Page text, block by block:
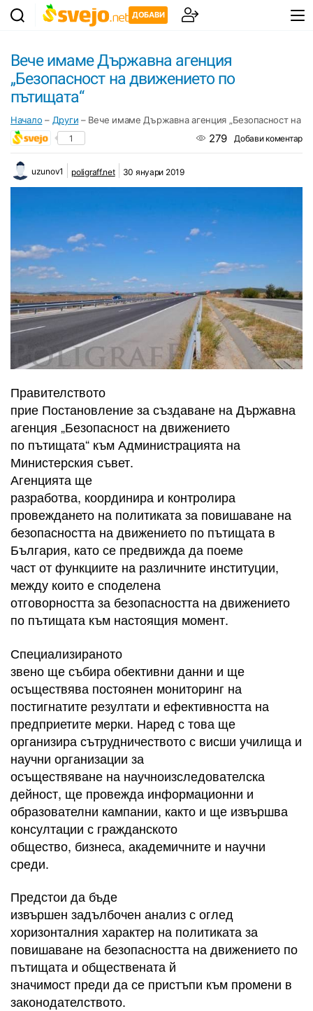
ДОБАВИ
Вече имаме Държавна агенция
„Безопасност на движението по
пътищата“
Начало – Други – Вече имаме Държавна агенция „Безопасност на
1 279 Добави коментар
uzunov1 poligraff.net 30 януари 2019
Правителството
прие Постановление за създаване на Държавна
агенция „Безопасност на движението
по пътищата“ към Администрацията на
Министерския съвет.
Агенцията ще
разработва, координира и контролира
провеждането на политиката за повишаване на
безопасността на движението по пътищата в
България, като се предвижда да поеме
част от функциите на различните институции,
между които е споделена
отговорността за безопасността на движението
по пътищата към настоящия момент.
Специализираното
звено ще събира обективни данни и ще
осъществява постоянен мониторинг на
постигнатите резултати и ефективността на
предприетите мерки. Наред с това ще
организира сътрудничеството с висши училища и
научни организации за
осъществяване на научноизследователска
дейност, ще провежда информационни и
образователни кампании, както и ще извършва
консултации с гражданското
общество, бизнеса, академичните и научни
среди.
Предстои да бъде
извършен задълбочен анализ с оглед
хоризонталния характер на политиката за
повишаване на безопасността на движението по
пътищата и обществената й
значимост преди да се пристъпи към промени в
законодателството.